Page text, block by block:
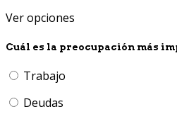
Ver opciones
Cuál es la preocupación más
Trabajo
Deudas